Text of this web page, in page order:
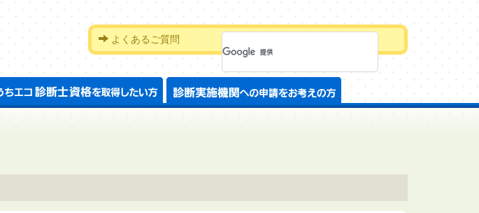
よくあるご質問
受診を希望される方 診断士資格を取得したい方 診断実施機関への申請